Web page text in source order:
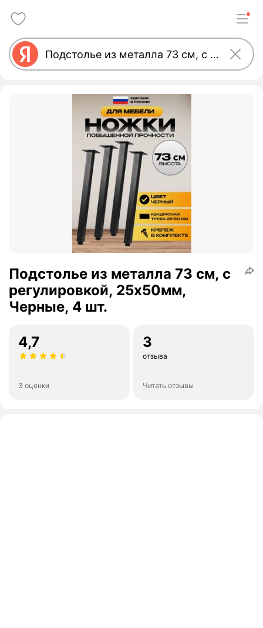
Подстолье из металла 73 см, с
регулировкой, 25х50мм,
Черные, 4 шт.
4,7
3 оценки
3
отзыва
Читать отзывы